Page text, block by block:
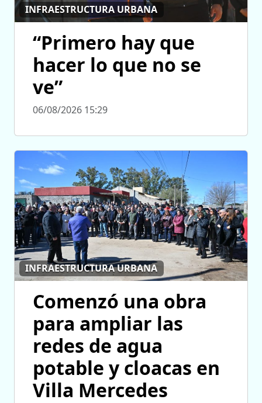
INFRAESTRUCTURA URBANA
“Primero hay que
hacer lo que no se
ve”
06/08/2026 15:29
INFRAESTRUCTURA URBANA
Comenzó una obra
para ampliar las
redes de agua
potable y cloacas en
Villa Mercedes